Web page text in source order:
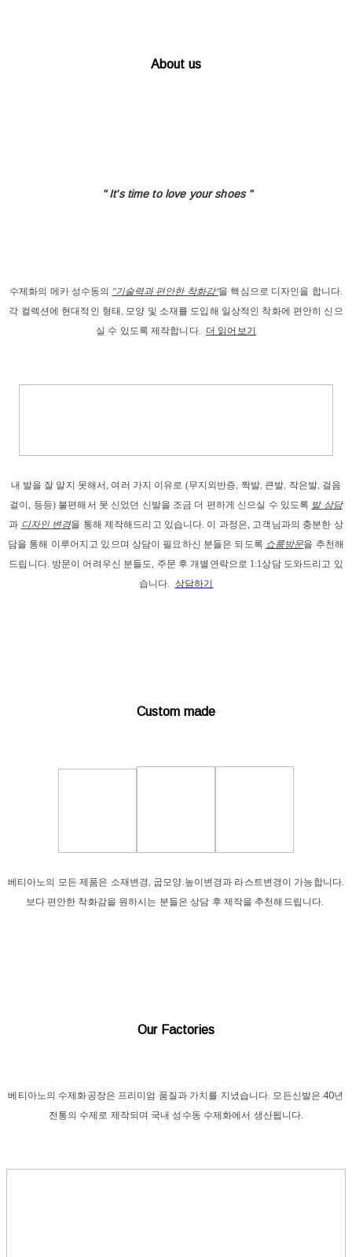
About us
" It's time to loveyour shoes "
수제화의 메카 성수동의 "기술력과 편안한 착화감"을 핵심으로 디자인을 합니다.
각 컬렉션에 현대적인 형태, 모양 및 소재를 도입해 일상적인 착화에 편안히 신으
실 수 있도록 제작합니다. 더 읽어보기
내 발을 잘 알지 못해서, 여러 가지 이유로 (무지외반증, 짝발, 큰발, 작은발, 걸음
걸이, 등등) 불편해서 못 신었던 신발을 조금 더 편하게 신으실 수 있도록 발 상담
과 디자인 변경을 통해 제작해드리고 있습니다. 이 과정은, 고객님과의 충분한 상
담을 통해 이루어지고 있으며 상담이 필요하신 분들은 되도록 쇼룸방문을 추천해
드립니다. 방문이 어려우신 분들도, 주문 후 개별연락으로 1:1상담 도와드리고 있
습니다. 상담하기
Custom made
베티아노의 모든 제품은 소재변경, 굽모양.높이변경과 라스트변경이 가능합니다.
보다 편안한 착화감을 원하시는 분들은 상담 후 제작을 추천해드립니다.
Our Factories
베티아노의 수제화공장은 프리미엄 품질과 가치를 지녔습니다. 모든신발은 40년
전통의 수제로 제작되며 국내 성수동 수제화에서 생산됩니다.